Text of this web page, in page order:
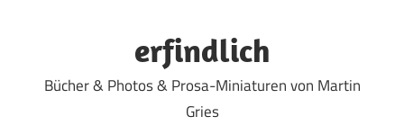
erfindlich
Bücher & Photos & Prosa-Miniaturen von Martin
Gries